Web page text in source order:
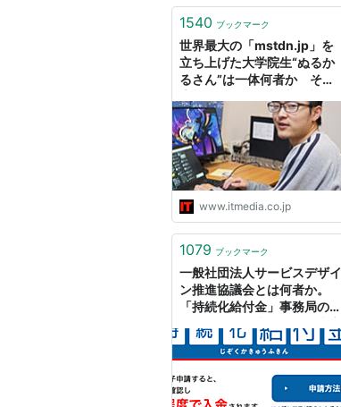
1540 ブックマーク
世界最大の「mstdn.jp」を
立ち上げた大学院生“ぬるか
るさん”は一体何者か その
までの10日間に迫る
www.itmedia.co.jp
1079 ブックマーク
一般社団法人サービスデザイ
ン推進協議会とは何者か。
「持続化給付金」事務局の謎
蒸溜所 蒸溜日誌